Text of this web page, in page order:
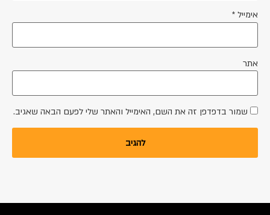
אימייל *
אתר
שמור בדפדפן זה את השם, האימייל והאתר שלי לפעם הבאה שאגיב.